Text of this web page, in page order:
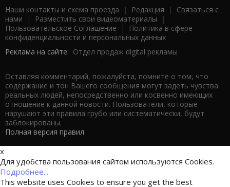
Наши контакты и схема проезда | Редакция | Связаться с
нами | Разместить свои видеоматериалы |
Пользовательское Соглашение |
Политика в сфере
конфиденциальности и персональных данных
Реклама на сайте: Отдел продаж digital рекламы
Оставляя комментарий, пожалуйста, помните о том, что
содержание и тон Вашего сообщения могут задеть чувства
реальных людей, непосредственно или косвенно имеющих
отношение к данной новости. Пользователи, которые
нарушают эти правила грубо или систематически, будут
заблокированы.
Полная версия правил
x
Для удобства пользования сайтом используются Cookies.
Подробнее...
This website uses Cookies to ensure you get the best